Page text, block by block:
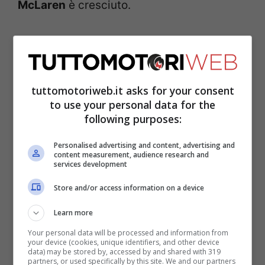
McLaren è cresciuto.
comportamento del team
Scattato dal fondo griglia all’Istanbul Park
tuttomotoriweb.it asks for your consent
to use your personal data for the
following purposes:
Personalised advertising and content, advertising and
content measurement, audience research and
services development
Store and/or access information on a device
Learn more
Your personal data will be processed and information from
your device (cookies, unique identifiers, and other device
data) may be stored by, accessed by and shared with 319
partners, or used specifically by this site. We and our partners